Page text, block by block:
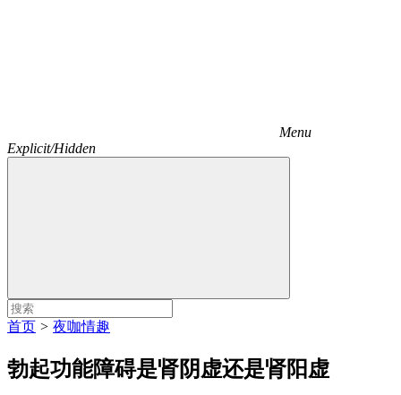
Menu
Explicit/Hidden
首页 > 夜咖情趣
勃起功能障碍是肾阴虚还是肾阳虚